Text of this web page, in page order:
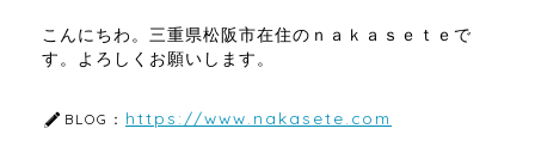
こんにちわ。三重県松阪市在住のｎａｋａｓｅｔｅで
す。よろしくお願いします。
BLOG： https://www.nakasete.com